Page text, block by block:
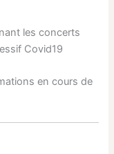
les concerts
Covid19
en cours de